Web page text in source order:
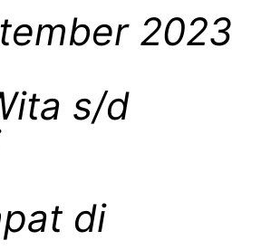
2023
s/d
di